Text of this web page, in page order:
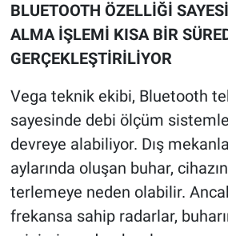
BLUETOOTH ÖZELLİĞİ
ALMA İŞLEMİ KISA BİR
GERÇEKLEŞTİRİLİYOR
Vega teknik ekibi, Bluetooth
sayesinde debi ölçüm
devreye alabiliyor. Dış
aylarında oluşan buhar,
terlemeye neden olabilir.
frekansa sahip radarlar,